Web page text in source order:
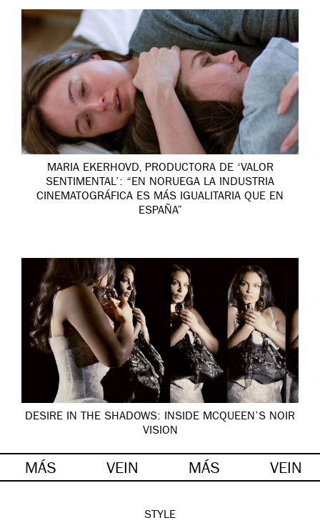
MARIA EKERHOVD, PRODUCTORA DE ‘VALOR
SENTIMENTAL’: “EN NORUEGA LA INDUSTRIA
CINEMATOGRÁFICA ES MÁS IGUALITARIA QUE EN
ESPAÑA”
DESIRE IN THE SHADOWS: INSIDE MCQUEEN’S NOIR
VISION
MÁS VEIN MÁS VEIN
STYLE